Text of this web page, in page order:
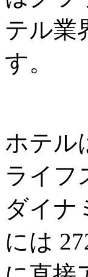
テル業
す。
ホテル
ライフ
ダイナ
には